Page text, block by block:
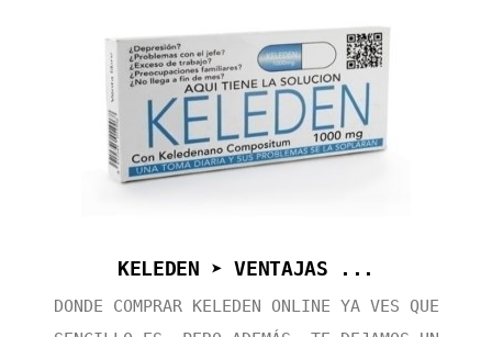
KELEDEN ➤ VENTAJAS ...
DONDE COMPRAR KELEDEN ONLINE YA VES QUE